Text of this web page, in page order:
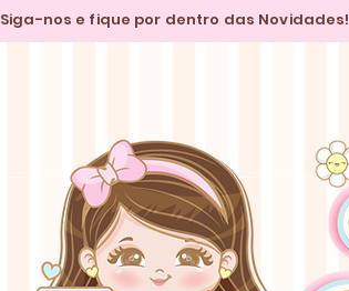
Siga-nos e fique por dentro das Novidades!